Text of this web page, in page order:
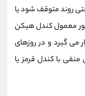
روند متوقف شود یا
معمول کندل هیکن
می‌ گیرد و در روزهای
با کندل‌ قرمز یا